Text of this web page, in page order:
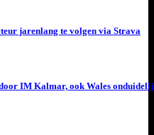
jarenlang te volgen via Strava
IM Kalmar, ook Wales